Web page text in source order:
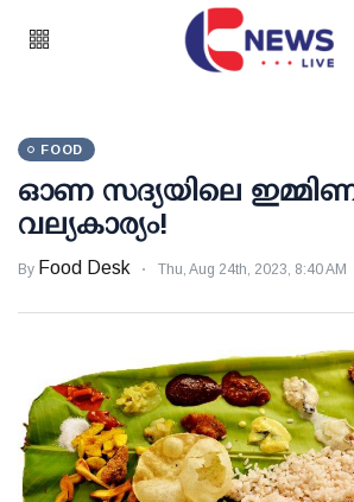
FOOD
ഓണ സദ്യയിലെ
വല്യകാര്യം!
By Food Desk Thu, Aug 24th, 2023, 8:40 AM